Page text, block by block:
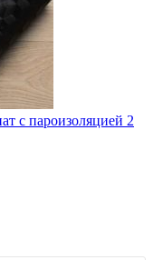
с пароизоляцией 2